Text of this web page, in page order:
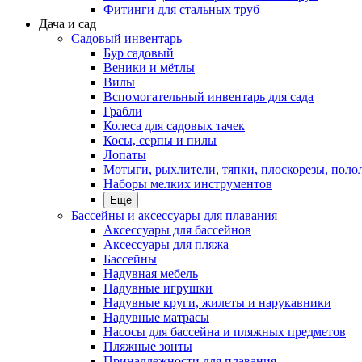
Фитинги для стальных труб
Дача и сад
Садовый инвентарь
Бур садовый
Веники и мётлы
Вилы
Вспомогательный инвентарь для сада
Грабли
Колеса для садовых тачек
Косы, серпы и пилы
Лопаты
Мотыги, рыхлители, тяпки, плоскорезы,
Наборы мелких инструментов
Еще
Бассейны и аксессуары для плавания
Аксессуары для бассейнов
Аксессуары для пляжа
Бассейны
Надувная мебель
Надувные игрушки
Надувные круги, жилеты и нарукавники
Надувные матрасы
Насосы для бассейна и пляжных предметов
Пляжные зонты